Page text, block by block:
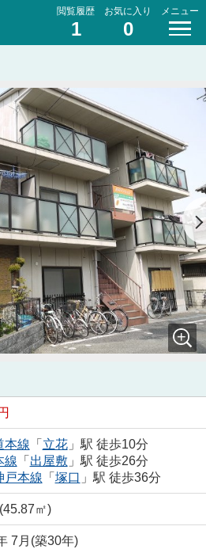
閲覧履歴
1
お気に入り
0
メニュー
本線 「 立花」駅 徒歩10分
線 「 出屋敷 」駅 徒歩26分
戸本線 「 塚口 」駅 徒歩36分
㎡)
7月(築30年)